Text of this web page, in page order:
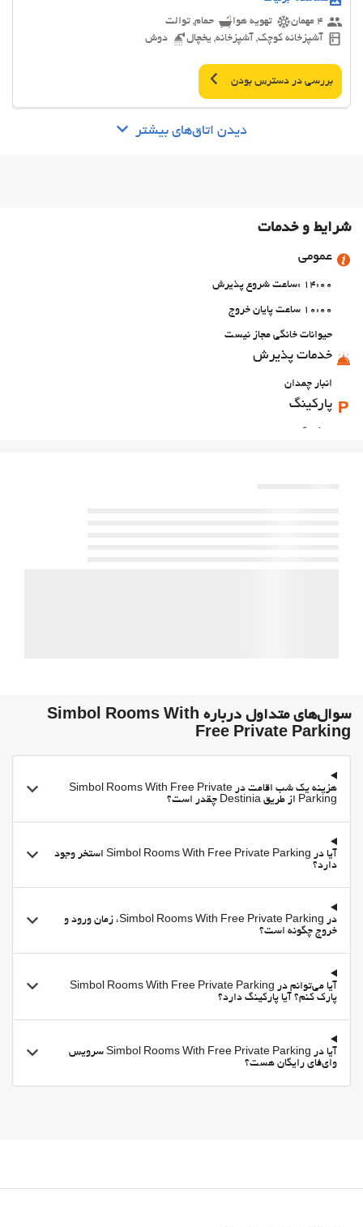
4 مهمان
تهویه هوا
حمام, توالت
آشپزخانه کوچک, آشپزخانه, یخچال
دوش
بررسی در دسترس بودن
دیدن اتاق‌های بیشتر
شرایط و خدمات
عمومی
14:00 :ساعت شروع پذیرش
10:00 ساعت پایان خروج
حیوانات خانگی مجاز نیست
خدمات پذیرش
انبار چمدان
پارکینگ
سوال‌های متداول درباره Simbol Rooms With
Free Private Parking
هزینه یک شب اقامت در Simbol Rooms With Free Private
Parking از طریق Destinia چقدر است؟
آیا در Simbol Rooms With Free Private Parking استخر وجود
دارد؟
در Simbol Rooms With Free Private Parking، زمان ورود و
خروج چگونه است؟
آیا می‌توانم در Simbol Rooms With Free Private Parking
پارک کنم؟ آیا پارکینگ دارد؟
آیا در Simbol Rooms With Free Private Parking سرویس
وای‌فای رایگان هست؟